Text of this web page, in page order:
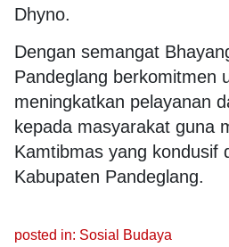
Dhyno.
Dengan semangat
Pandeglang berkomitmen
meningkatkan pelayanan
kepada masyarakat guna
Kamtibmas yang kondusif
Kabupaten Pandeglang.
posted in: Sosial Budaya